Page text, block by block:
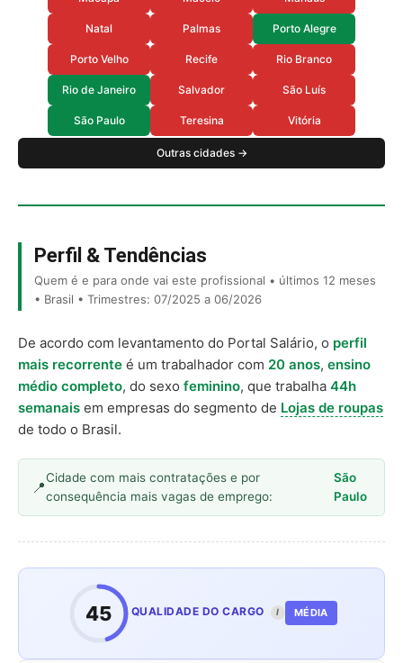
Natal Palmas Porto Alegre
Porto Velho Recife Rio Branco
Rio de Janeiro Salvador São Luís
São Paulo Teresina Vitória
Outras cidades →
Perfil & Tendências
Quem é e para onde vai este profissional • últimos 12 meses
• Brasil • Trimestres: 07/2025 a 06/2026
De acordo com levantamento do Portal Salário, o perfil
mais recorrente é um trabalhador com 20 anos, ensino
médio completo, do sexo feminino, que trabalha 44h
semanais em empresas do segmento de Lojas de roupas
de todo o Brasil.
Cidade com mais contratações e por
consequência mais vagas de emprego:
São
Paulo
45 QUALIDADE DO CARGO I MÉDIA